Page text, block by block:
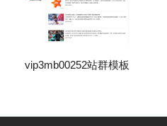
vip3mb00252站群模板